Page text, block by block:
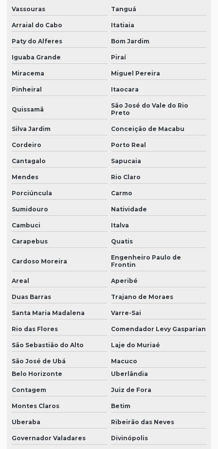
Vassouras Tanguá
Arraial do Cabo Itatiaia
Paty do Alferes Bom Jardim
Iguaba Grande Piraí
Miracema Miguel Pereira
Pinheiral Itaocara
Quissamã
São José do Vale do Rio
Preto
Silva Jardim Conceição de Macabu
Cordeiro Porto Real
Cantagalo Sapucaia
Mendes Rio Claro
Porciúncula Carmo
Sumidouro Natividade
Cambuci Italva
Carapebus Quatis
Cardoso Moreira
Engenheiro Paulo de
Frontin
Areal Aperibé
Duas Barras Trajano de Moraes
Santa Maria Madalena Varre-Sai
Rio das Flores Comendador Levy Gasparian
São Sebastião do Alto Laje do Muriaé
São José de Ubá
Macuco
Belo Horizonte
Uberlândia
Contagem Juiz de Fora
Montes Claros Betim
Uberaba Ribeirão das Neves
Governador Valadares Divinópolis